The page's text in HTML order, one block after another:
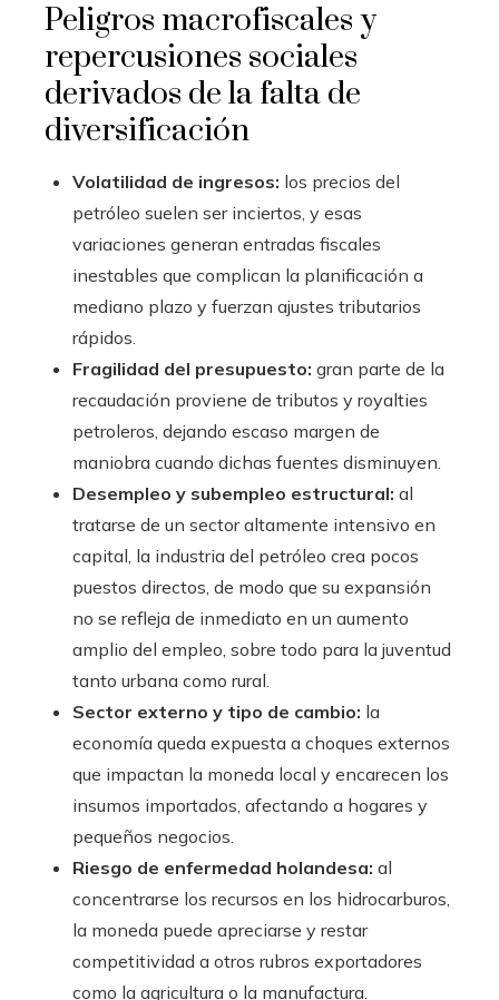
Peligros macrofiscales y
repercusiones sociales
derivados de la falta de
diversificación
Volatilidad de ingresos: los precios del
petróleo suelen ser inciertos, y esas
variaciones generan entradas fiscales
inestables que complican la planificación a
mediano plazo y fuerzan ajustes tributarios
rápidos.
Fragilidad del presupuesto: gran parte de la
recaudación proviene de tributos y royalties
petroleros, dejando escaso margen de
maniobra cuando dichas fuentes disminuyen.
Desempleo y subempleo estructural: al
tratarse de un sector altamente intensivo en
capital, la industria del petróleo crea pocos
puestos directos, de modo que su expansión
no se refleja de inmediato en un aumento
amplio del empleo, sobre todo para la juventud
tanto urbana como rural.
Sector externo y tipo de cambio: la
economía queda expuesta a choques externos
que impactan la moneda local y encarecen los
insumos importados, afectando a hogares y
pequeños negocios.
Riesgo de enfermedad holandesa: al
concentrarse los recursos en los hidrocarburos,
la moneda puede apreciarse y restar
competitividad a otros rubros exportadores
como la agricultura o la manufactura.